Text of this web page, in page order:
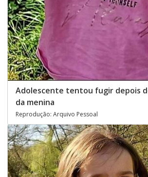
Adolescente tentou fugir depois
da menina
Reprodução: Arquivo Pessoal